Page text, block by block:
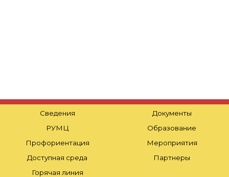
Сведения
Документы
РУМЦ
Образование
Профориентация
Мероприятия
Доступная среда
Партнеры
Горячая линия